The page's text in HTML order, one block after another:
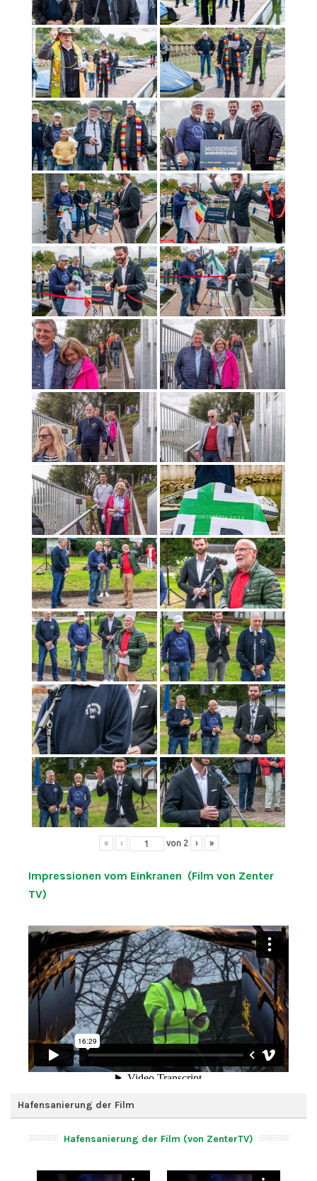
« ‹ von 2 › »
Impressionen vom Einkranen (Film von Zenter
TV)
Hafensanierung der Film
Hafensanierung der Film (von ZenterTV)